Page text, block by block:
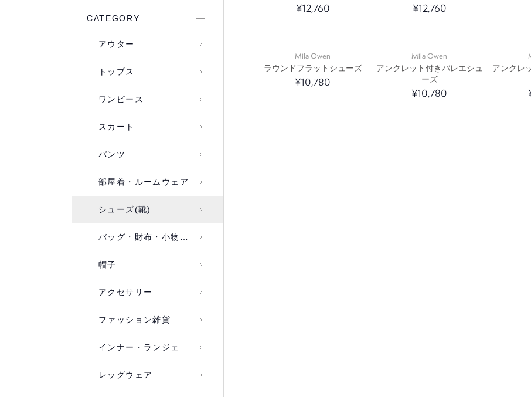
CATEGORY
アウター
トップス
ワンピース
スカート
パンツ
部屋着・ルームウェア
シューズ(靴)
バッグ・財布・小物入れ
帽子
アクセサリー
ファッション雑貨
インナー・ランジェリー
レッグウェア
¥12,760 ¥12,760
Mila Owen
ラウンドフラットシューズ
¥10,780
Mila Owen
アンクレット付きバレエシュ
ーズ
¥10,780
アンクレ